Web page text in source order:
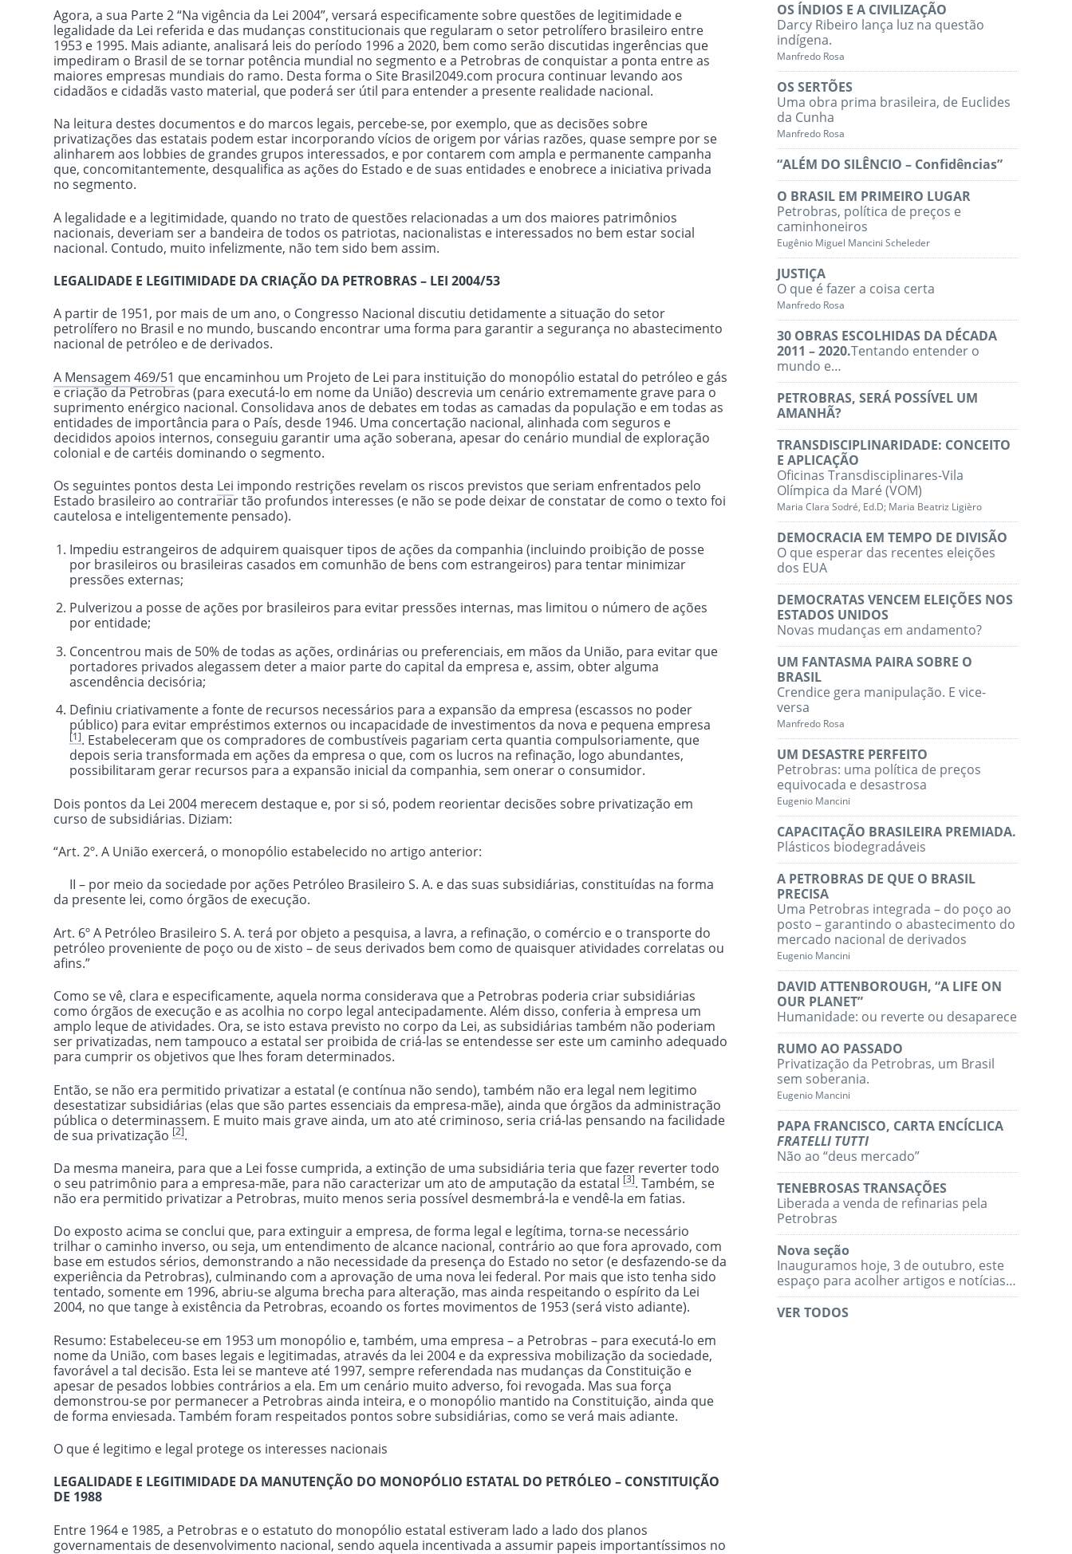
Agora, a sua Parte 2 “Na vigência da Lei 2004”, versará especificamente sobre questões de legitimidade e
legalidade da Lei referida e das mudanças constitucionais que regularam o setor petrolífero brasileiro entre
1953 e 1995. Mais adiante, analisará leis do período 1996 a 2020, bem como serão discutidas ingerências que
impediram o Brasil de se tornar potência mundial no segmento e a Petrobras de conquistar a ponta entre as
maiores empresas mundiais do ramo. Desta forma o Site Brasil2049.com procura continuar levando aos
cidadãos e cidadãs vasto material, que poderá ser útil para entender a presente realidade nacional.
Na leitura destes documentos e do marcos legais, percebe-se, por exemplo, que as decisões sobre
privatizações das estatais podem estar incorporando vícios de origem por várias razões, quase sempre por se
alinharem aos lobbies de grandes grupos interessados, e por contarem com ampla e permanente campanha
que, concomitantemente, desqualifica as ações do Estado e de suas entidades e enobrece a iniciativa privada
no segmento.
A legalidade e a legitimidade, quando no trato de questões relacionadas a um dos maiores patrimônios
nacionais, deveriam ser a bandeira de todos os patriotas, nacionalistas e interessados no bem estar social
nacional. Contudo, muito infelizmente, não tem sido bem assim.
LEGALIDADE E LEGITIMIDADE DA CRIAÇÃO DA PETROBRAS – LEI 2004/53
A partir de 1951, por mais de um ano, o Congresso Nacional discutiu detidamente a situação do setor
petrolífero no Brasil e no mundo, buscando encontrar uma forma para garantir a segurança no abastecimento
nacional de petróleo e de derivados.
A Mensagem 469/51 que encaminhou um Projeto de Lei para instituição do monopólio estatal do petróleo e gás
e criação da Petrobras (para executá-lo em nome da União) descrevia um cenário extremamente grave para o
suprimento enérgico nacional. Consolidava anos de debates em todas as camadas da população e em todas as
entidades de importância para o País, desde 1946. Uma concertação nacional, alinhada com seguros e
decididos apoios internos, conseguiu garantir uma ação soberana, apesar do cenário mundial de exploração
colonial e de cartéis dominando o segmento.
Os seguintes pontos desta Lei impondo restrições revelam os riscos previstos que seriam enfrentados pelo
Estado brasileiro ao contrariar tão profundos interesses (e não se pode deixar de constatar de como o texto foi
cautelosa e inteligentemente pensado).
Impediu estrangeiros de adquirem quaisquer tipos de ações da companhia (incluindo proibição de posse
por brasileiros ou brasileiras casados em comunhão de bens com estrangeiros) para tentar minimizar
pressões externas;
Pulverizou a posse de ações por brasileiros para evitar pressões internas, mas limitou o número de ações
por entidade;
Concentrou mais de 50% de todas as ações, ordinárias ou preferenciais, em mãos da União, para evitar que
portadores privados alegassem deter a maior parte do capital da empresa e, assim, obter alguma
ascendência decisória;
Definiu criativamente a fonte de recursos necessários para a expansão da empresa (escassos no poder
público) para evitar empréstimos externos ou incapacidade de investimentos da nova e pequena empresa
[1]. Estabeleceram que os compradores de combustíveis pagariam certa quantia compulsoriamente, que
depois seria transformada em ações da empresa o que, com os lucros na refinação, logo abundantes,
possibilitaram gerar recursos para a expansão inicial da companhia, sem onerar o consumidor.
Dois pontos da Lei 2004 merecem destaque e, por si só, podem reorientar decisões sobre privatização em
curso de subsidiárias. Diziam:
“Art. 2º. A União exercerá, o monopólio estabelecido no artigo anterior:
II – por meio da sociedade por ações Petróleo Brasileiro S. A. e das suas subsidiárias, constituídas na forma
da presente lei, como órgãos de execução.
Art. 6º A Petróleo Brasileiro S. A. terá por objeto a pesquisa, a lavra, a refinação, o comércio e o transporte do
petróleo proveniente de poço ou de xisto – de seus derivados bem como de quaisquer atividades correlatas ou
afins.”
Como se vê, clara e especificamente, aquela norma considerava que a Petrobras poderia criar subsidiárias
como órgãos de execução e as acolhia no corpo legal antecipadamente. Além disso, conferia à empresa um
amplo leque de atividades. Ora, se isto estava previsto no corpo da Lei, as subsidiárias também não poderiam
ser privatizadas, nem tampouco a estatal ser proibida de criá-las se entendesse ser este um caminho adequado
para cumprir os objetivos que lhes foram determinados.
Então, se não era permitido privatizar a estatal (e contínua não sendo), também não era legal nem legitimo
desestatizar subsidiárias (elas que são partes essenciais da empresa-mãe), ainda que órgãos da administração
pública o determinassem. E muito mais grave ainda, um ato até criminoso, seria criá-las pensando na facilidade
de sua privatização[2].
Da mesma maneira, para que a Lei fosse cumprida, a extinção de uma subsidiária teria que fazer reverter todo
o seu patrimônio para a empresa-mãe, para não caracterizar um ato de amputação da estatal[3]. Também, se
não era permitido privatizar a Petrobras, muito menos seria possível desmembrá-la e vendê-la em fatias.
Do exposto acima se conclui que, para extinguir a empresa, de forma legal e legítima, torna-se necessário
trilhar o caminho inverso, ou seja, um entendimento de alcance nacional, contrário ao que fora aprovado, com
base em estudos sérios, demonstrando a não necessidade da presença do Estado no setor (e desfazendo-se da
experiência da Petrobras), culminando com a aprovação de uma nova lei federal. Por mais que isto tenha sido
tentado, somente em 1996, abriu-se alguma brecha para alteração, mas ainda respeitando o espírito da Lei
2004, no que tange à existência da Petrobras, ecoando os fortes movimentos de 1953 (será visto adiante).
Resumo: Estabeleceu-se em 1953 um monopólio e, também, uma empresa – a Petrobras – para executá-lo em
nome da União, com bases legais e legitimadas, através da lei 2004 e da expressiva mobilização da sociedade,
favorável a tal decisão. Esta lei se manteve até 1997, sempre referendada nas mudanças da Constituição e
apesar de pesados lobbies contrários a ela. Em um cenário muito adverso, foi revogada. Mas sua força
demonstrou-se por permanecer a Petrobras ainda inteira, e o monopólio mantido na Constituição, ainda que
de forma enviesada. Também foram respeitados pontos sobre subsidiárias, como se verá mais adiante.
O que é legitimo e legal protege os interesses nacionais
LEGALIDADE E LEGITIMIDADE DA MANUTENÇÃO DO MONOPÓLIO ESTATAL DO PETRÓLEO – CONSTITUIÇÃO
DE 1988
Entre 1964 e 1985, a Petrobras e o estatuto do monopólio estatal estiveram lado a lado dos planos
governamentais de desenvolvimento nacional, sendo aquela incentivada a assumir papeis importantíssimos no
OS ÍNDIOS E A CIVILIZAÇÃO
Darcy Ribeiro lança luz na questão
indígena.
Manfredo Rosa
OS SERTÕES
Uma obra prima brasileira, de Euclides
da Cunha
Manfredo Rosa
“ALÉM DO SILÊNCIO – Confidências”
O BRASIL EM PRIMEIRO LUGAR
Petrobras, política de preços e
caminhoneiros
Eugênio Miguel Mancini Scheleder
JUSTIÇA
O que é fazer a coisa certa
Manfredo Rosa
30 OBRAS ESCOLHIDAS DA DÉCADA
2011 – 2020.Tentando entender o
mundo e…
PETROBRAS, SERÁ POSSÍVEL UM
AMANHÃ?
TRANSDISCIPLINARIDADE: CONCEITO
E APLICAÇÃO
Oficinas Transdisciplinares-Vila
Olímpica da Maré (VOM)
Maria Clara Sodré, Ed.D; Maria Beatriz Ligièro
DEMOCRACIA EM TEMPO DE DIVISÃO
O que esperar das recentes eleições
dos EUA
DEMOCRATAS VENCEM ELEIÇÕES NOS
ESTADOS UNIDOS
Novas mudanças em andamento?
UM FANTASMA PAIRA SOBRE O
BRASIL
Crendice gera manipulação. E vice-
versa
Manfredo Rosa
UM DESASTRE PERFEITO
Petrobras: uma política de preços
equivocada e desastrosa
Eugenio Mancini
CAPACITAÇÃO BRASILEIRA PREMIADA.
Plásticos biodegradáveis
A PETROBRAS DE QUE O BRASIL
PRECISA
Uma Petrobras integrada – do poço ao
posto – garantindo o abastecimento do
mercado nacional de derivados
Eugenio Mancini
DAVID ATTENBOROUGH, “A LIFE ON
OUR PLANET”
Humanidade: ou reverte ou desaparece
RUMO AO PASSADO
Privatização da Petrobras, um Brasil
sem soberania.
Eugenio Mancini
PAPA FRANCISCO, CARTA ENCÍCLICA
FRATELLI TUTTI
Não ao “deus mercado”
TENEBROSAS TRANSAÇÕES
Liberada a venda de refinarias pela
Petrobras
Nova seção
Inauguramos hoje, 3 de outubro, este
espaço para acolher artigos e notícias…
VER TODOS